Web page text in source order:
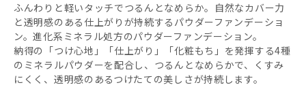
ふんわりと軽いタッチでつるんとなめらか。自然なカバー力
と透明感のある仕上がりが持続するパウダーファンデーショ
ン。進化系ミネラル処方のパウダーファンデーション。
納得の「つけ心地」「仕上がり」「化粧もち」を発揮する4種
のミネラルパウダーを配合し、つるんとなめらかで、くすみ
にくく、透明感のあるつけたての美しさが持続します。